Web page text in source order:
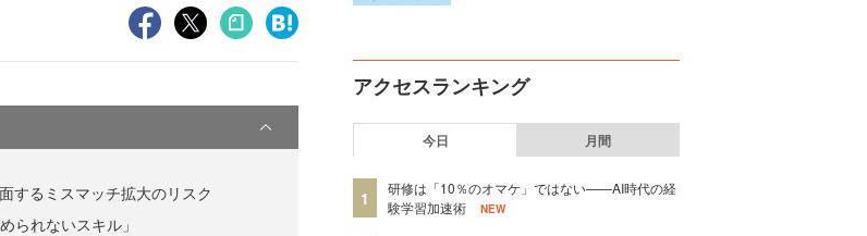
るミスマッチ拡大のリスク
られないスキル」
アクセスランキング
今日 月間
1
研修は「10％のオマケ」ではない——AI時代の経
験学習加速術
NEW